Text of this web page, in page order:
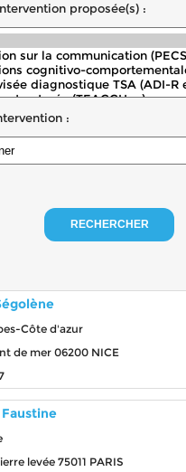
proposée(s) :
:
RECHERCHER
Côte d'azur
de mer 06200 NICE
levée 75011 PARIS